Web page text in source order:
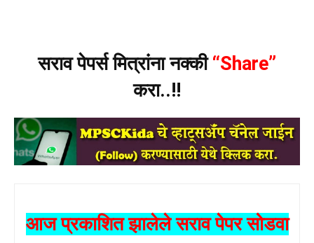
सराव पेपर्स मित्रांना नक्की“Share”
करा..!!
आज प्रकाशित झालेले सराव पेपर सोडवा